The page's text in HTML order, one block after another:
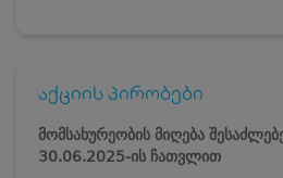
აქციის პირობები
მომსახურეობის მიღება
30.06.2025-ის ჩათვლით